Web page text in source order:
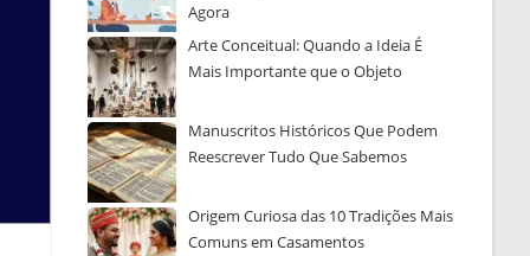
Agora
Arte Conceitual: Quando a Ideia É
Mais Importante que o Objeto
Manuscritos Históricos Que Podem
Reescrever Tudo Que Sabemos
Origem Curiosa das 10 Tradições Mais
Comuns em Casamentos